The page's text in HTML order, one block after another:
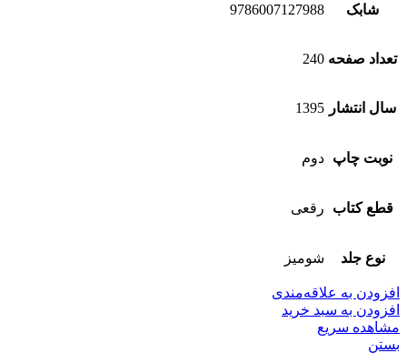
شابک 9786007127988
تعداد صفحه 240
سال انتشار 1395
نوبت چاپ دوم
قطع کتاب رقعی
نوع جلد شومیز
افزودن به علاقه‌مندی
افزودن به سبد خرید
مشاهده سریع
بستن